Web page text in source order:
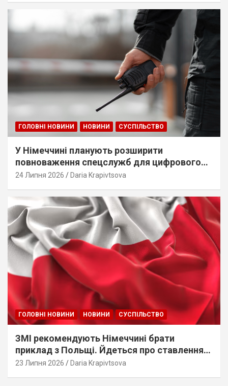
ГОЛОВНІ НОВИНИ НОВИНИ СУСПІЛЬСТВО
У Німеччині планують розширити
повноваження спецслужб для цифрового
стеження
24 Липня 2026 Daria Krapivtsova
ГОЛОВНІ НОВИНИ НОВИНИ СУСПІЛЬСТВО
ЗМІ рекомендують Німеччині брати
приклад з Польщі. Йдеться про ставлення
до українців
23 Липня 2026 Daria Krapivtsova